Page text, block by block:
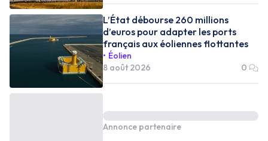
L’État débourse 260 millions
d’euros pour adapter les ports
français aux éoliennes flottantes
Éolien
8 août 2026
0
Annonce partenaire